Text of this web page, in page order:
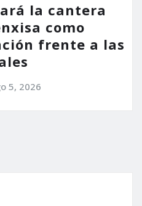
la cantera
como
frente a las
5, 2026